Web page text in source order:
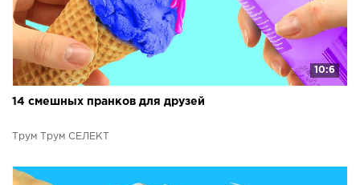
10:6
14 смешных пранков для друзей
Трум Трум СЕЛЕКТ